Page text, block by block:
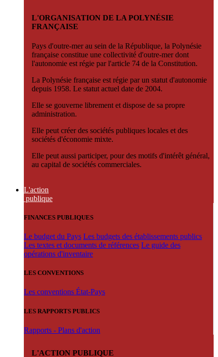
L'ORGANISATION DE LA POLYNÉSIE
FRANÇAISE
Pays d'outre-mer au sein de la République, la Polynésie
française constitue une collectivité d'outre-mer dont
l'autonomie est régie par l'article 74 de la Constitution.
La Polynésie française est régie par un statut d'autonomie
depuis 1958. Le statut actuel date de 2004.
Elle se gouverne librement et dispose de sa propre
administration.
Elle peut créer des sociétés publiques locales et des
sociétés d'économie mixte.
Elle peut aussi participer, pour des motifs d'intérêt général,
au capital de sociétés commerciales.
L'action
publique
FINANCES PUBLIQUES
Le budget du Pays Les budgets des établissements publics
Les textes et documents de références Le guide des
opérations d'inventaire
LES CONVENTIONS
Les conventions État-Pays
LES RAPPORTS PUBLICS
Rapports - Plans d'action
L'ACTION PUBLIQUE